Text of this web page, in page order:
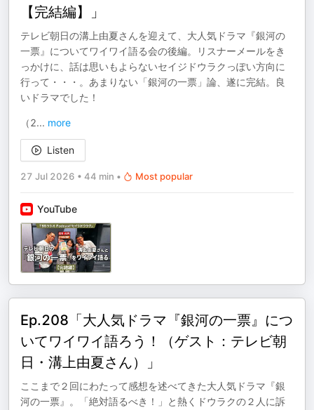
【完結編】」
テレビ朝日の溝上由夏さんを迎えて、大人気ドラマ『銀河の
一票』についてワイワイ語る会の後編。リスナーメールをき
っかけに、話は思いもよらないセイジドウラクっぽい方向に
行って・・・。あまりない「銀河の一票」論、遂に完結。良
いドラマでした！
（2... more
Listen
27 Jul 2026 • 44 min • Most popular
YouTube
Ep.208「大人気ドラマ『銀河の一票』につ
いてワイワイ語ろう！（ゲスト：テレビ朝
日・溝上由夏さん）」
ここまで２回にわたって感想を述べてきた大人気ドラマ『銀
河の一票』。「絶対語るべき！」と熱くドウラクの２人に訴